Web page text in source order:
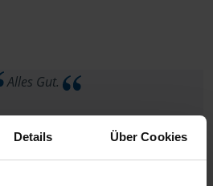
Details Über Cookies
Alles Gut.